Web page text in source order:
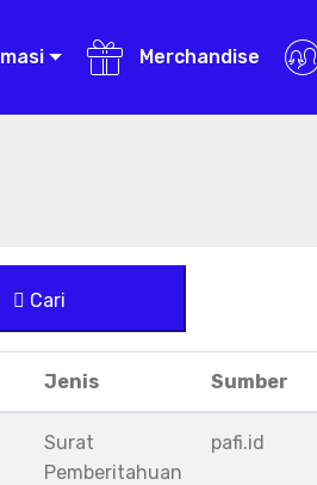
Merchandise
Cari
Jenis Sumber
Surat
Pemberitahuan
pafi.id